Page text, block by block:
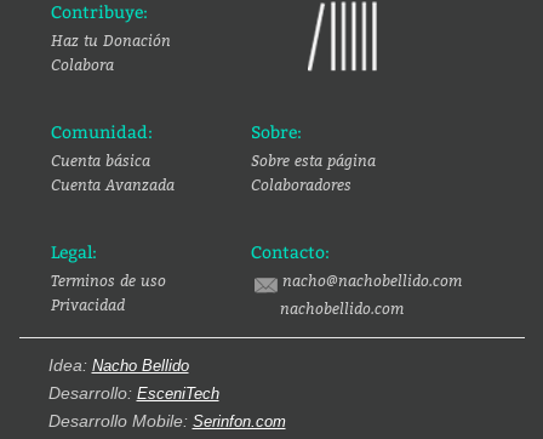
Contribuye:
Haz tu Donación
Colabora
Comunidad:
Cuenta básica
Cuenta Avanzada
Sobre:
Sobre esta página
Colaboradores
Legal:
Terminos de uso
Privacidad
Contacto:
nacho@nachobellido.com
nachobellido.com
Idea: Nacho Bellido
Desarrollo: EsceniTech
Desarrollo Mobile: Serinfon.com